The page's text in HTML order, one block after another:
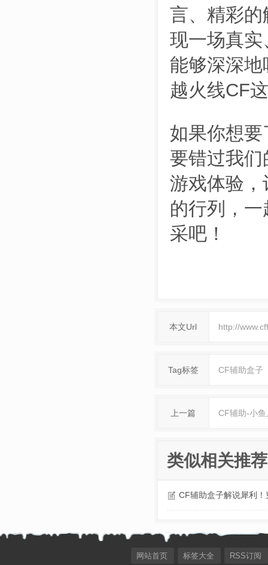
言、精彩
现一场真
能够深深
越火线CF
如果你想
要错过我
游戏体验
的行列，
采吧！
本文Url http://
Tag标签 CF辅助盒子
上一篇 CF辅助-小
类似相关推荐
CF辅助盒子解说犀利
网站首页 标签大全 RSS订阅